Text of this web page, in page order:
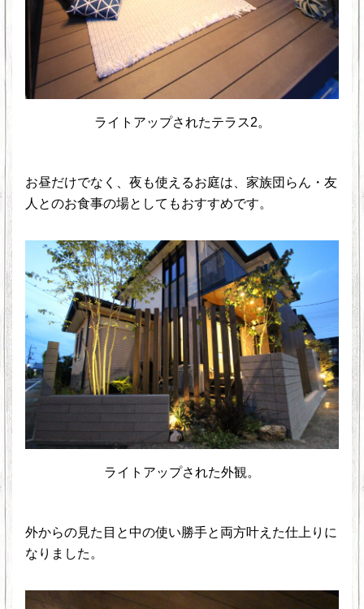
ライトアップされたテラス2。
お昼だけでなく、夜も使えるお庭は、家族団らん・友
人とのお食事の場としてもおすすめです。
ライトアップされた外観。
外からの見た目と中の使い勝手と両方叶えた仕上りに
なりました。